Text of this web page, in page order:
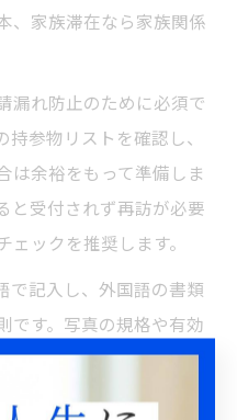
、家族滞在なら家族関係
漏れ防止のために必須で
参物リストを確認し、
は余裕をもって準備しま
と受付されず再訪が必要
ックを推奨します。
で記入し、外国語の書類
です。写真の規格や有効
、事前の確認を徹底しま
、出発前に必ずチェック